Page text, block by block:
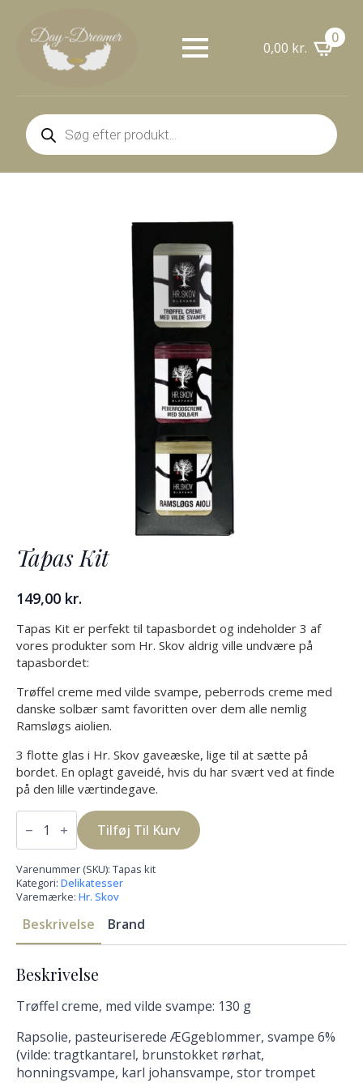
0,00 kr.
0
Products
search
Tapas Kit
149,00 kr.
Tapas Kit er perfekt til tapasbordet og indeholder 3 af
vores produkter som Hr. Skov aldrig ville undvære på
tapasbordet:
Trøffel creme med vilde svampe, peberrods creme med
danske solbær samt favoritten over dem alle nemlig
Ramsløgs aiolien.
3 flotte glas i Hr. Skov gaveæske, lige til at sætte på
bordet. En oplagt gaveidé, hvis du har svært ved at finde
på den lille værtindegave.
Tapas
Kit Tilføj Til Kurv
Varenummer (SKU): Tapas kit
Kategori: Delikatesser
Varemærke: Hr. Skov
Beskrivelse Brand
Beskrivelse
Trøffel creme, med vilde svampe: 130 g
Rapsolie, pasteuriserede ÆGgeblommer, svampe 6%
(vilde: tragtkantarel, brunstokket rørhat,
honningsvampe, karl johansvampe, stor trompet